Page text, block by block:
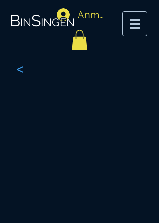
BinSingen Anmelden
<